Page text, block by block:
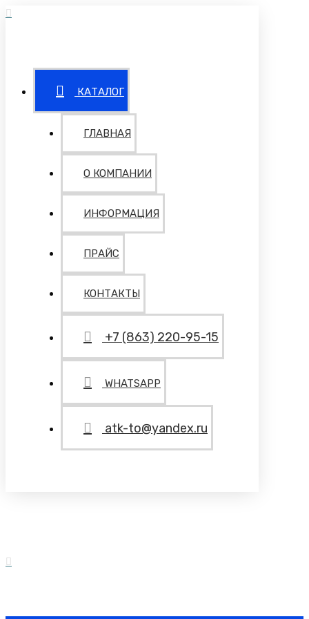
КАТАЛОГ
ГЛАВНАЯ
О КОМПАНИИ
ИНФОРМАЦИЯ
ПРАЙС
КОНТАКТЫ
+7 (863) 220-95-15
WHATSAPP
atk-to@yandex.ru